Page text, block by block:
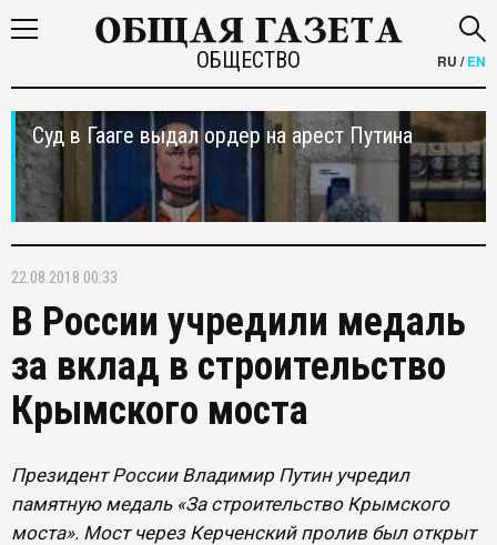
ОБЩЕСТВО RU /EN
Суд в Гааге выдал ордер на арест Путина
22.08.2018 00:33
В России учредили медаль
за вклад в строительство
Крымского моста
Президент России Владимир Путин учредил
памятную медаль «За строительство Крымского
моста». Мост через Керченский пролив был открыт